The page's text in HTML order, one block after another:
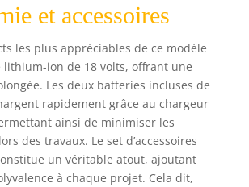
l’Alliance multi-
marques
AMPShare. Livré
avec : GSB 18V-55,
2 batteries GBA
18V 4.0Ah,
chargeur GAL 18V-
20, set
d’accessoires 82
pièces, L-Case Pick
& Click
et accessoires
les plus appréciables de ce modèle
lithium-ion de 18 volts, offrant une
Les deux batteries incluses de
rapidement grâce au chargeur
ainsi de minimiser les
des travaux. Le set d’accessoires
un véritable atout, ajoutant
à chaque projet. Cela dit,